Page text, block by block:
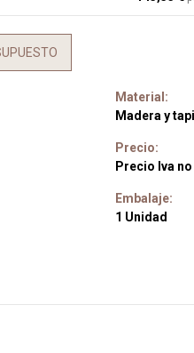
Material:
Madera y
Precio:
Precio Iva
Embalaje:
1 Unidad